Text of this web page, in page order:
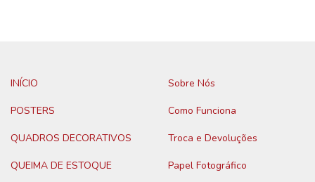
INÍCIO
POSTERS
QUADROS DECORATIVOS
QUEIMA DE ESTOQUE
Sobre Nós
Como Funciona
Troca e Devoluções
Papel Fotográfico